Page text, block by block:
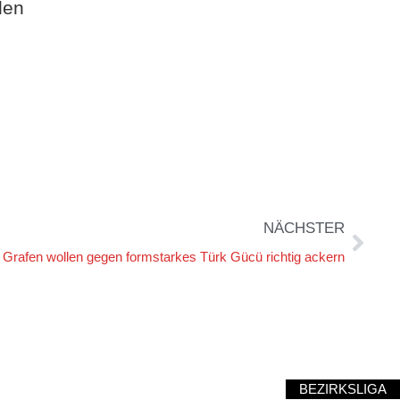
NÄCHSTER
Grafen wollen gegen formstarkes Türk Gücü richtig ackern
BEZIRKSLIGA